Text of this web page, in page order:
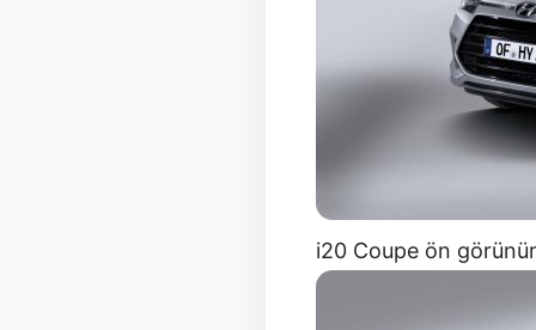
i20 Coupe ön